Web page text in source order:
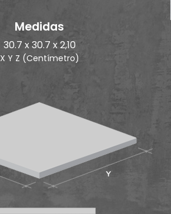
Medidas
30.7 x 30.7 x 2,10
X Y Z (Centímetro)